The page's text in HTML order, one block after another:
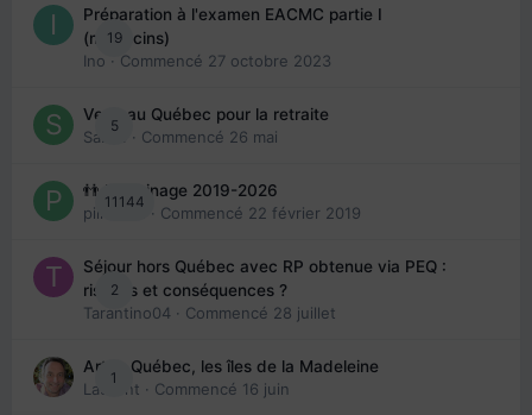
19
Préparation à l'examen EACMC partie I
(médecins)
Ino · Commencé 27 octobre 2023
5
Venir au Québec pour la retraite
Sab74
· Commencé 26 mai
11144
👬 Parrainage 2019-2026
piinoush · Commencé 22 février 2019
2
Séjour hors Québec avec RP obtenue via PEQ :
risques et conséquences ?
Tarantino04 · Commencé 28 juillet
1
Arte : Québec, les îles de la Madeleine
Laurent · Commencé 16 juin